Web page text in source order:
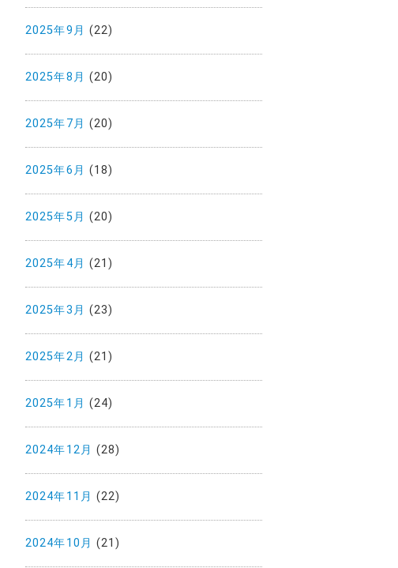
2025年9月 (22)
2025年8月 (20)
2025年7月 (20)
2025年6月 (18)
2025年5月 (20)
2025年4月 (21)
2025年3月 (23)
2025年2月 (21)
2025年1月 (24)
2024年12月 (28)
2024年11月 (22)
2024年10月 (21)